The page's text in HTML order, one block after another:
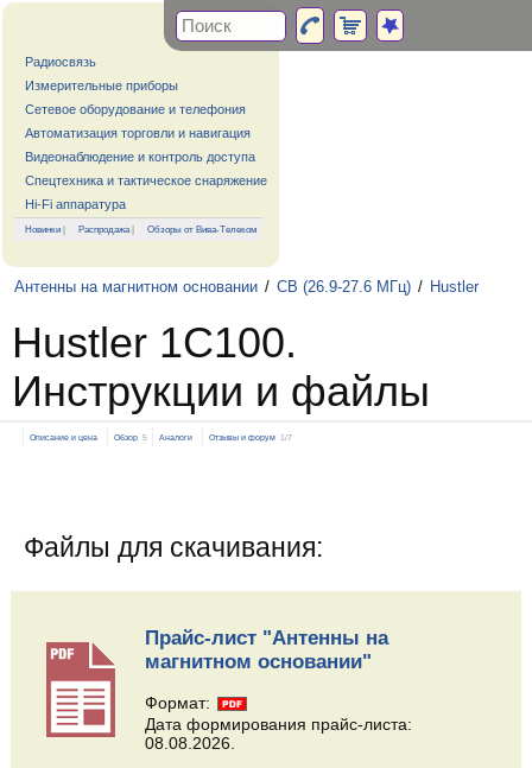
Радиосвязь
Измерительные приборы
Сетевое оборудование и телефония
Автоматизация торговли и навигация
Видеонаблюдение и контроль доступа
Спецтехника и тактическое снаряжение
Hi-Fi аппаратура
Новинки | Распродажа| Обзоры от Вива-Телеком
Антенны на магнитном основании / CB (26.9-27.6 МГц) / Hustler
Hustler 1C100.
Инструкции и файлы
Описание и цена Обзор 5 Аналоги Отзывы и форум 1/7
Файлы для скачивания:
Прайс-лист "Антенны на
магнитном основании"
Формат:
Дата формирования прайс-листа:
08.08.2026.